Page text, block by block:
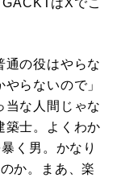
はXでこ
通の役はやらな
らないので」
当な人間じゃな
築士。よくわか
く男。かなり
か。まあ、楽